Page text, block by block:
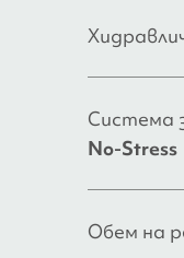
Система
No-Stress
Обем на